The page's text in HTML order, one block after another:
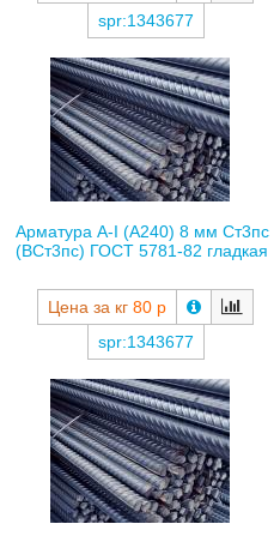
spr:1343677
Арматура А-I (А240) 8 мм Ст3пс
(ВСт3пс) ГОСТ 5781-82 гладкая
Цена за кг 80 р
spr:1343677